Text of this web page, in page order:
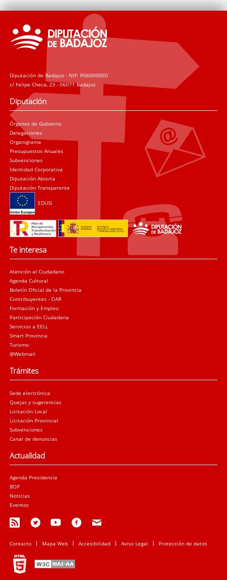
Diputación de Badajoz - NIF: P0600000D
c/ Felipe Checa, 23 - 06071 Badajoz
Diputación
Órganos de Gobierno
Delegaciones
Organigrama
Presupuestos Anuales
Subvenciones
Identidad Corporativa
Diputación Abierta
Diputación Transparente
EDUSI
Te interesa
Atención al Ciudadano
Agenda Cultural
Boletín Oficial de la Provincia
Contribuyentes - OAR
Formación y Empleo
Participación Ciudadana
Servicios a EELL
Smart Provincia
Turismo
@Webmail
Trámites
Sede electrónica
Quejas y sugerencias
Licitación Local
Licitación Provincial
Subvenciones
Canal de denuncias
Actualidad
Agenda Presidencia
BOP
Noticias
Eventos
Contacto Mapa Web Accesibilidad Aviso Legal Protección de datos